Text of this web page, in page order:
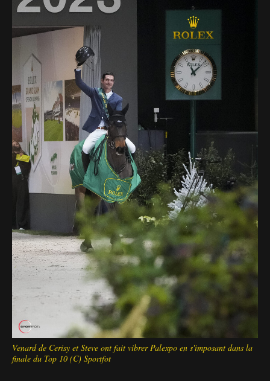
Venard de Cerisy et Steve ont fait vibrer Palexpo en s'imposant dans la
finale du Top 10 (C) Sportfot